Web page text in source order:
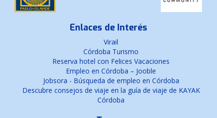
Enlaces de Interés
Virail
Córdoba Turismo
Reserva hotel con Felices Vacaciones
Empleo en Córdoba – Jooble
Jobsora - Búsqueda de empleo en Córdoba
Descubre consejos de viaje en la guía de viaje de KAYAK
Córdoba